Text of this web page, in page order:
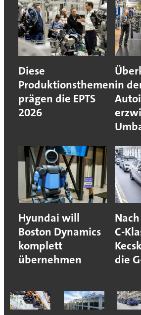
Diese
Produktionsthemen
prägen die EPTS
2026
in
Hyundai will
Boston Dynamics
komplett
übernehmen
C-
die